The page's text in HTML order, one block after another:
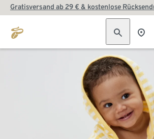
Gratisversand ab 29 € & kostenlose